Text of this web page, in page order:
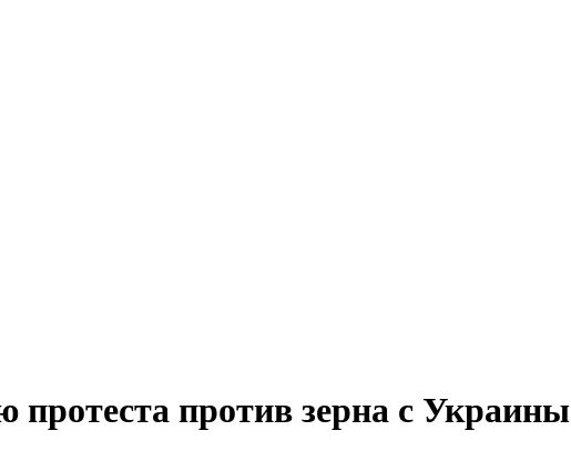
против зерна с Украины